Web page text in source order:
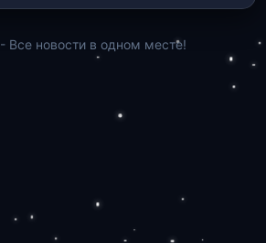
- Все новости в одном месте!